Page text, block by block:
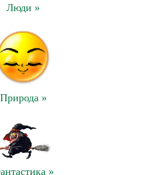
Люди »
Природа »
»